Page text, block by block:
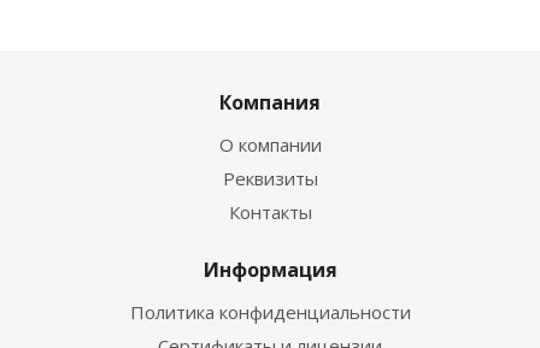
Компания
О компании
Реквизиты
Контакты
Информация
Политика конфиденциальности